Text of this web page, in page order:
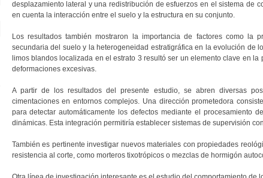
desplazamiento lateral y una redistribución de esfuerzos en el sistema de
en cuenta la interacción entre el suelo y la estructura en su conjunto.
Los resultados también mostraron la importancia de factores como la
secundaria del suelo y la heterogeneidad estratigráfica en la evolución de
limos blandos localizada en el estrato 3 resultó ser un elemento clave en
deformaciones excesivas.
A partir de los resultados del presente estudio, se abren diversas
cimentaciones en entornos complejos. Una dirección prometedora
para detectar automáticamente los defectos mediante el procesamiento
dinámicas. Esta integración permitiría establecer sistemas de supervisión
También es pertinente investigar nuevos materiales con propiedades
resistencia al corte, como morteros tixotrópicos o mezclas de hormigón